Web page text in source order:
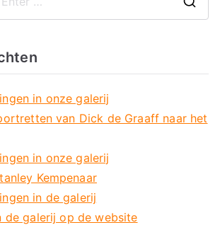
in onze galerij
van Dick de Graaff naar het
in onze galerij
Kempenaar
in de galerij
de galerij op de website